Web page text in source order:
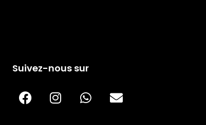
Suivez-nous sur